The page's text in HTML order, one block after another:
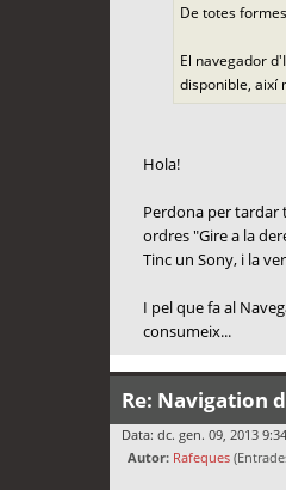
De totes
El navegador
disponible, així
Hola!
Perdona per tardar
ordres "Gire a la
Tinc un Sony, i la
I pel que fa al
consumeix...
Re: Navigation
Data: dc. gen. 09, 2013
Autor: Rafeques